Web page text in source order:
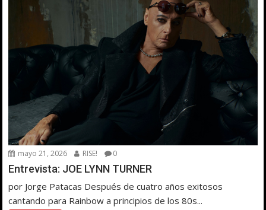
mayo 21, 2026 RISE! 0
Entrevista: JOE LYNN TURNER
por Jorge Patacas Después de cuatro años exitosos
cantando para Rainbow a principios de los 80s...